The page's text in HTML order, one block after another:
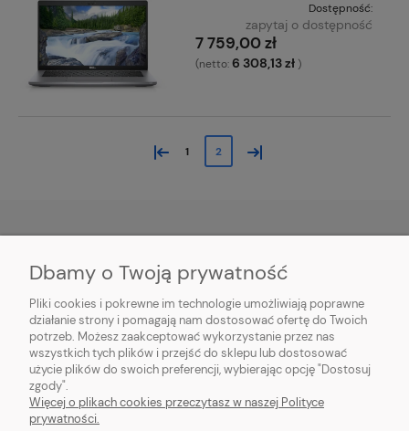
Dostępność:
zapytaj o dostępność
7 759,00 zł
(netto:6 308,13 zł)
« 1 2 »
O NAS
INFORMACJE
PŁATNOŚCI I DOSTAWA
POMOC
Dbamy o Twoją prywatność
Pliki cookies i pokrewne im technologie umożliwiają poprawne
działanie strony i pomagają nam dostosować ofertę do Twoich
potrzeb. Możesz zaakceptować wykorzystanie przez nas
wszystkich tych plików i przejść do sklepu lub dostosować
użycie plików do swoich preferencji, wybierając opcję "Dostosuj
zgody".
Więcej o plikach cookies przeczytasz w naszej Polityce
prywatności.